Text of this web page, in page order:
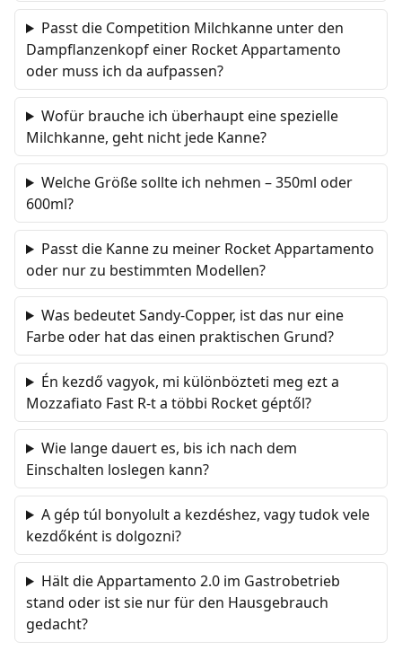
Passt die Competition Milchkanne unter den
Dampflanzenkopf einer Rocket Appartamento
oder muss ich da aufpassen?
Wofür brauche ich überhaupt eine spezielle
Milchkanne, geht nicht jede Kanne?
Welche Größe sollte ich nehmen – 350ml oder
600ml?
Passt die Kanne zu meiner Rocket Appartamento
oder nur zu bestimmten Modellen?
Was bedeutet Sandy-Copper, ist das nur eine
Farbe oder hat das einen praktischen Grund?
Én kezdő vagyok, mi különbözteti meg ezt a
Mozzafiato Fast R-t a többi Rocket géptől?
Wie lange dauert es, bis ich nach dem
Einschalten loslegen kann?
A gép túl bonyolult a kezdéshez, vagy tudok vele
kezdőként is dolgozni?
Hält die Appartamento 2.0 im Gastrobetrieb
stand oder ist sie nur für den Hausgebrauch
gedacht?